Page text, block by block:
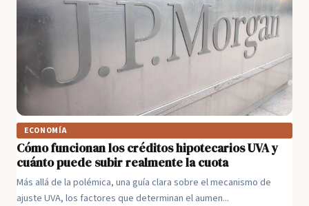
ECONOMÍA
Cómo funcionan los créditos hipotecarios UVA y
cuánto puede subir realmente la cuota
Más allá de la polémica, una guía clara sobre el mecanismo de
ajuste UVA, los factores que determinan el aumen...